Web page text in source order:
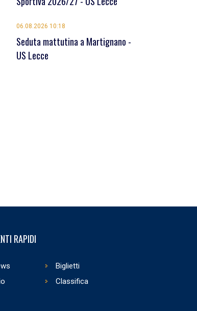
06.08.2026 10:18
Seduta mattutina a Martignano -
US Lecce
RAPIDI
Biglietti
Classifica